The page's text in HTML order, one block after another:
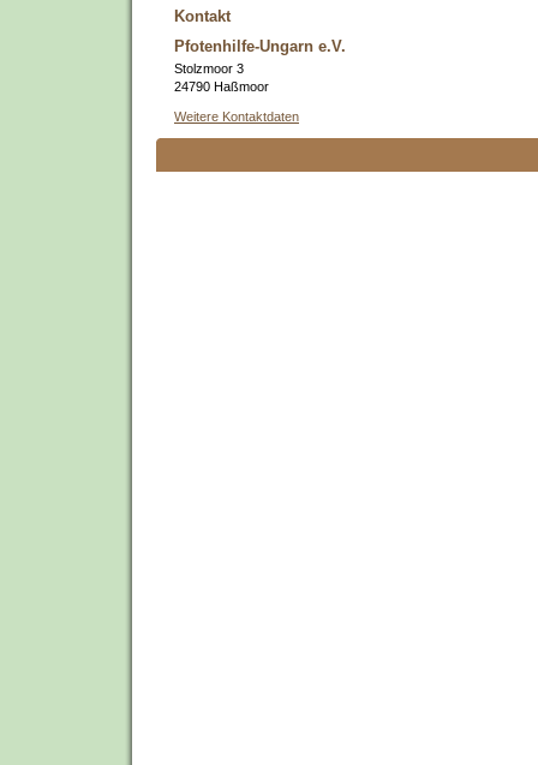
Kontakt
Pfotenhilfe-Ungarn e.V.
Stolzmoor 3
24790 Haßmoor
Weitere Kontaktdaten